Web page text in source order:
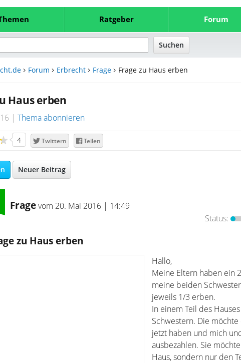
Ratgeber Forum
Forum Erbrecht Frage Frage zu Haus erben
Haus erben
Thema abonnieren
4 Twittern Teilen
Neuer Beitrag
Fragevom 20. Mai 2016 | 14:49
Status:
zu Haus erben
Hallo,
Meine Eltern haben ein
meine beiden
jeweils 1/3 erben.
In einem Teil des
Schwestern. Die
jetzt haben und mich
ausbezahlen. Sie
Haus, sondern nur den